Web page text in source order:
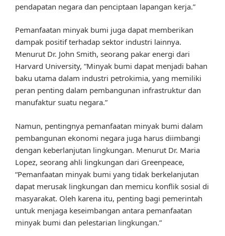
pendapatan negara dan penciptaan lapangan kerja.”
Pemanfaatan minyak bumi juga dapat memberikan
dampak positif terhadap sektor industri lainnya.
Menurut Dr. John Smith, seorang pakar energi dari
Harvard University, “Minyak bumi dapat menjadi bahan
baku utama dalam industri petrokimia, yang memiliki
peran penting dalam pembangunan infrastruktur dan
manufaktur suatu negara.”
Namun, pentingnya pemanfaatan minyak bumi dalam
pembangunan ekonomi negara juga harus diimbangi
dengan keberlanjutan lingkungan. Menurut Dr. Maria
Lopez, seorang ahli lingkungan dari Greenpeace,
“Pemanfaatan minyak bumi yang tidak berkelanjutan
dapat merusak lingkungan dan memicu konflik sosial di
masyarakat. Oleh karena itu, penting bagi pemerintah
untuk menjaga keseimbangan antara pemanfaatan
minyak bumi dan pelestarian lingkungan.”